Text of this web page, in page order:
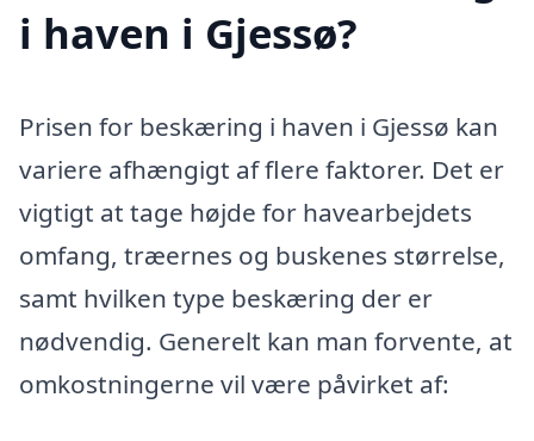
i haven i Gjessø?
Prisen for beskæring i haven i Gjessø kan
variere afhængigt af flere faktorer. Det er
vigtigt at tage højde for havearbejdets
omfang, træernes og buskenes størrelse,
samt hvilken type beskæring der er
nødvendig. Generelt kan man forvente, at
omkostningerne vil være påvirket af: